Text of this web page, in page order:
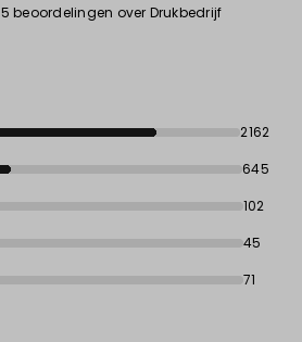
beoordelingen over Drukbedrijf
2162
645
102
45
71